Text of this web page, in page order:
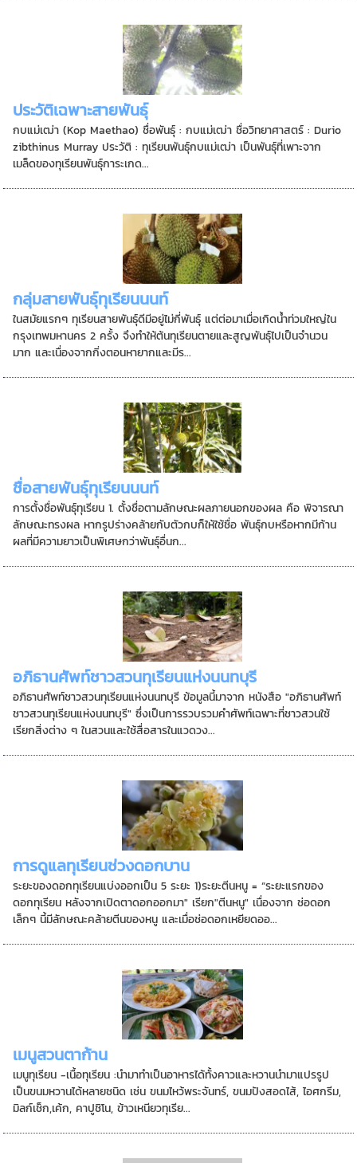
ประวัติเฉพาะสายพันธุ์
กบแม่เฒ่า (Kop Maethao) ชื่อพันธุ์ : กบแม่เฒ่า ชื่อวิทยาศาสตร์ : Durio
zibthinus Murray ประวัติ : ทุเรียนพันธุ์กบแม่เฒ่า เป็นพันธุ์ที่เพาะจาก
เมล็ดของทุเรียนพันธุ์การะเกด...
กลุ่มสายพันธุ์ทุเรียนนนท์
ในสมัยแรกๆ ทุเรียนสายพันธุ์ดีมีอยู่ไม่กี่พันธุ์ แต่ต่อมาเมื่อเกิดน้ำท่วมใหญ่ใน
กรุงเทพมหานคร 2 ครั้ง จึงทำให้ต้นทุเรียนตายและสูญพันธุ์ไปเป็นจำนวน
มาก และเนื่องจากกิ่งตอนหายากและมีร...
ชื่อสายพันธุ์ทุเรียนนนท์
การตั้งชื่อพันธุ์ทุเรียน 1. ตั้งชื่อตามลักษณะผลภายนอกของผล คือ พิจารณา
ลักษณะทรงผล หากรูปร่างคล้ายกับตัวกบก็ให้ใช้ชื่อ พันธุ์กบหรือหากมีก้าน
ผลที่มีความยาวเป็นพิเศษกว่าพันธุ์อื่นก...
อภิธานศัพท์ชาวสวนทุเรียนแห่งนนทบุรี
อภิธานศัพท์ชาวสวนทุเรียนแห่งนนทบุรี ข้อมูลนี้มาจาก หนังสือ "อภิธานศัพท์
ชาวสวนทุเรียนแห่งนนทบุรี" ซึ่งเป็นการรวบรวมคำศัพท์เฉพาะที่ชาวสวนใช้
เรียกสิ่งต่าง ๆ ในสวนและใช้สื่อสารในแวดวง...
การดูแลทุเรียนช่วงดอกบาน
ระยะของดอกทุเรียนแบ่งออกเป็น 5 ระยะ 1)ระยะตีนหนู = “ระยะแรกของ
ดอกทุเรียน หลังจากเปิดตาดอกออกมา" เรียก"ตีนหนู" เนื่องจาก ช่อดอก
เล็กๆ นี้มีลักษณะคล้ายตีนของหนู และเมื่อช่อดอกเหยียดออ...
เมนูสวนตาก้าน
เมนูทุเรียน -เนื้อทุเรียน :นำมาทำเป็นอาหารได้ทั้งคาวและหวานนำมาแปรรูป
เป็นขนมหวานได้หลายชนิด เช่น ขนมไหว้พระจันทร์, ขนมปังสอดไส้, ไอศกรีม,
มิลก์เช็ก,เค้ก, คาปูชิโน, ข้าวเหนียวทุเรีย...